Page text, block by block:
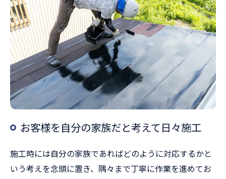
お客様を自分の家族だと考えて日々施工
施工時には自分の家族であればどのように対応するかと
いう考えを念頭に置き、隅々まで丁寧に作業を進めてお